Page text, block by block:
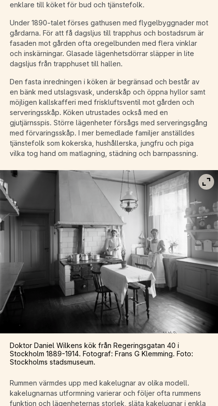
enklare till köket för bud och tjänstefolk.
Under 1890-talet förses gathusen med flygelbyggnader mot
gårdarna. För att få dagsljus till trapphus och bostadsrum är
fasaden mot gården ofta oregelbunden med flera vinklar
och inskärningar. Glasade lägenhetsdörrar släpper in lite
dagsljus från trapphuset till hallen.
Den fasta inredningen i köken är begränsad och består av
en bänk med utslagsvask, underskåp och öppna hyllor samt
möjligen kallskafferi med friskluftsventil mot gården och
serveringsskåp. Köken utrustades också med en
gjutjärnsspis. Större lägenheter försågs med serveringsgång
med förvaringsskåp. I mer bemedlade familjer anställdes
tjänstefolk som kokerska, hushållerska, jungfru och piga
vilka tog hand om matlagning, städning och barnpassning.
Doktor Daniel Wilkens kök från Regeringsgatan 40 i
Stockholm 1889-1914. Fotograf: Frans G Klemming. Foto:
Stockholms stadsmuseum.
Rummen värmdes upp med kakelugnar av olika modell.
kakelugnarnas utformning varierar och följer ofta rummens
funktion och lägenheternas storlek, släta kakelugnar i enkla